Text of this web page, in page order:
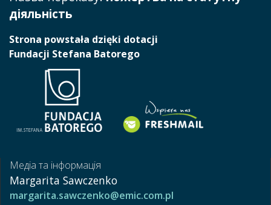
діяльність
Strona powstała dzięki dotacji
Fundacji Stefana Batorego
Медіа та інформація
Margarita Sawczenko
margarita.sawczenko@emic.com.pl